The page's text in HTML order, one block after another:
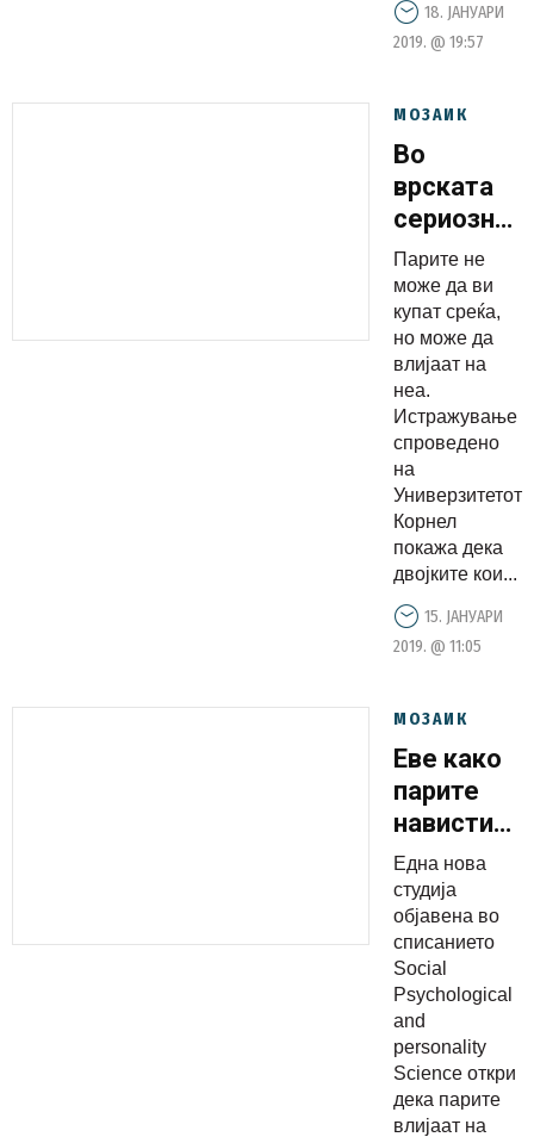
18. ЈАНУАРИ
2019. @ 19:57
МОЗАИК
Во
врската
сериозно
влијание
може да
има
висината
на
платата
Парите не
може да ви
купат среќа,
но може да
влијаат на
неа.
Истражување
спроведено
на
Универзитетот
Корнел
покажа дека
двојките кои...
15. ЈАНУАРИ
2019. @ 11:05
МОЗАИК
Еве како
парите
навистина
влијаат на
луѓето
Една нова
студија
објавена во
списанието
Social
Psychological
and
personality
Science откри
дека парите
влијаат на